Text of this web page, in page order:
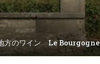
方のワイン Le Bourgogne